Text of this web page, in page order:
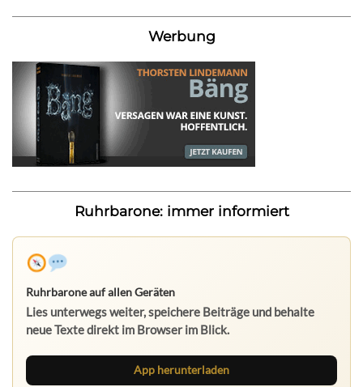
Werbung
Ruhrbarone: immer informiert
Ruhrbarone auf allen Geräten
Lies unterwegs weiter, speichere Beiträge und behalte
neue Texte direkt im Browser im Blick.
App herunterladen